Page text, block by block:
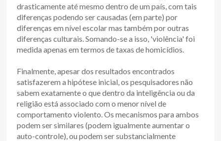
drasticamente até mesmo dentro de um país, com tais
diferenças podendo ser causadas (em parte) por
diferenças em nível escolar mas também por outras
diferenças culturais. Somando-se a isso, 'violência' foi
medida apenas em termos de taxas de homicídios.
Finalmente, apesar dos resultados encontrados
satisfazerem a hipótese inicial, os pesquisadores não
sabem exatamente o que dentro da inteligência ou da
religião está associado com o menor nível de
comportamento violento. Os mecanismos para ambos
podem ser similares (podem igualmente aumentar o
auto-controle), ou podem ser substancialmente